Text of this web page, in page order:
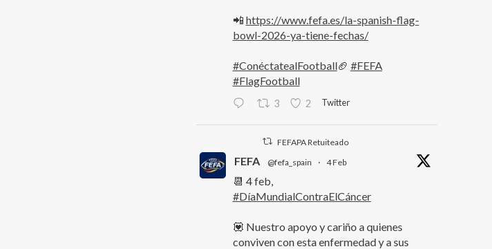
📲 https://www.fefa.es/la-spanish-flag-
bowl-2026-ya-tiene-fechas/
#ConéctatealFootball🏈 #FEFA
#FlagFootball
3 2 Twitter
FEFAPA Retuiteado
FEFA @fefa_spain · 4 Feb
📆 4 feb,
#DíaMundialContraElCáncer
💟 Nuestro apoyo y cariño a quienes
conviven con esta enfermedad y a sus